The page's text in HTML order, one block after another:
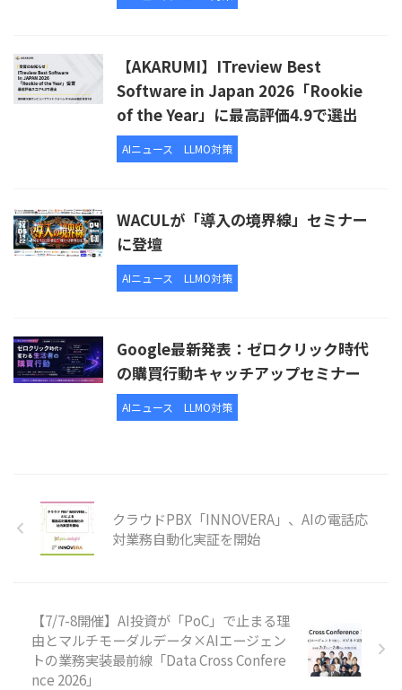
【AKARUMI】ITreview Best
Software in Japan 2026「Rookie
of the Year」に最高評価4.9で選出
AIニュース LLMO対策
WACULが「導入の境界線」セミナー
に登壇
AIニュース LLMO対策
Google最新発表：ゼロクリック時代
の購買行動キャッチアップセミナー
AIニュース LLMO対策
クラウドPBX「INNOVERA」、AIの電話応
対業務自動化実証を開始
【7/7-8開催】AI投資が「PoC」で止まる理
由とマルチモーダルデータ×AIエージェン
トの業務実装最前線「Data Cross Confere
nce 2026」